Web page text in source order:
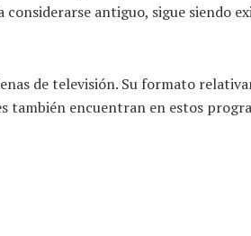
antiguo, sigue
de televisión. Su formato
también encuentran en estos